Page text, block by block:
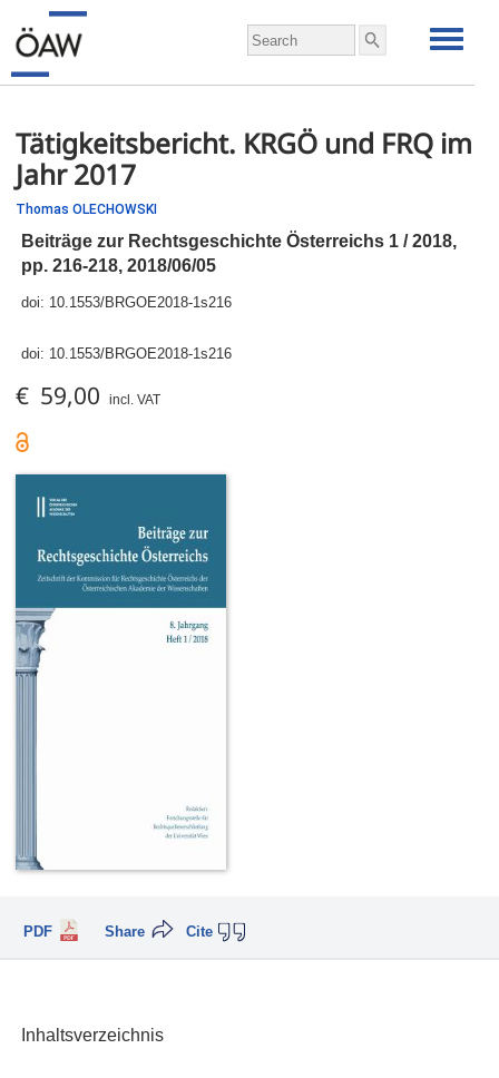
Tätigkeitsbericht. KRGÖ und FRQ im
Jahr 2017
Thomas OLECHOWSKI
Beiträge zur Rechtsgeschichte Österreichs 1 / 2018,
pp. 216-218, 2018/06/05
doi: 10.1553/BRGOE2018-1s216
doi: 10.1553/BRGOE2018-1s216
€ 59,00 incl. VAT
PDF Cite
Share
Inhaltsverzeichnis